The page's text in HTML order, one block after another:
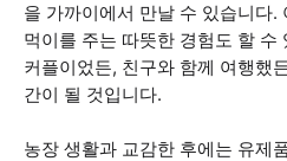
을 가까이에서 만날 수 있습니다.
먹이를 주는 따뜻한 경험도 할 수
커플이었든, 친구와 함께 여행했
간이 될 것입니다.
농장 생활과 교감한 후에는 유제